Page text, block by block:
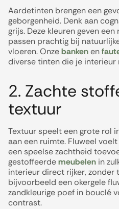
Aardetinten brengen een
geborgenheid. Denk aan
grijs. Deze kleuren geven
passen prachtig bij
vloeren. Onzebankenen
diverse tinten die je interieur
2. Zachte
textuur
Textuur speelt een grote rol
aan een ruimte. Fluweel
een speelse zachtheid
gestoffeerdemeubelen in
interieur direct rijker, zonder
bijvoorbeeld een okergele
zandkleurige poef in bouclé
contrast.